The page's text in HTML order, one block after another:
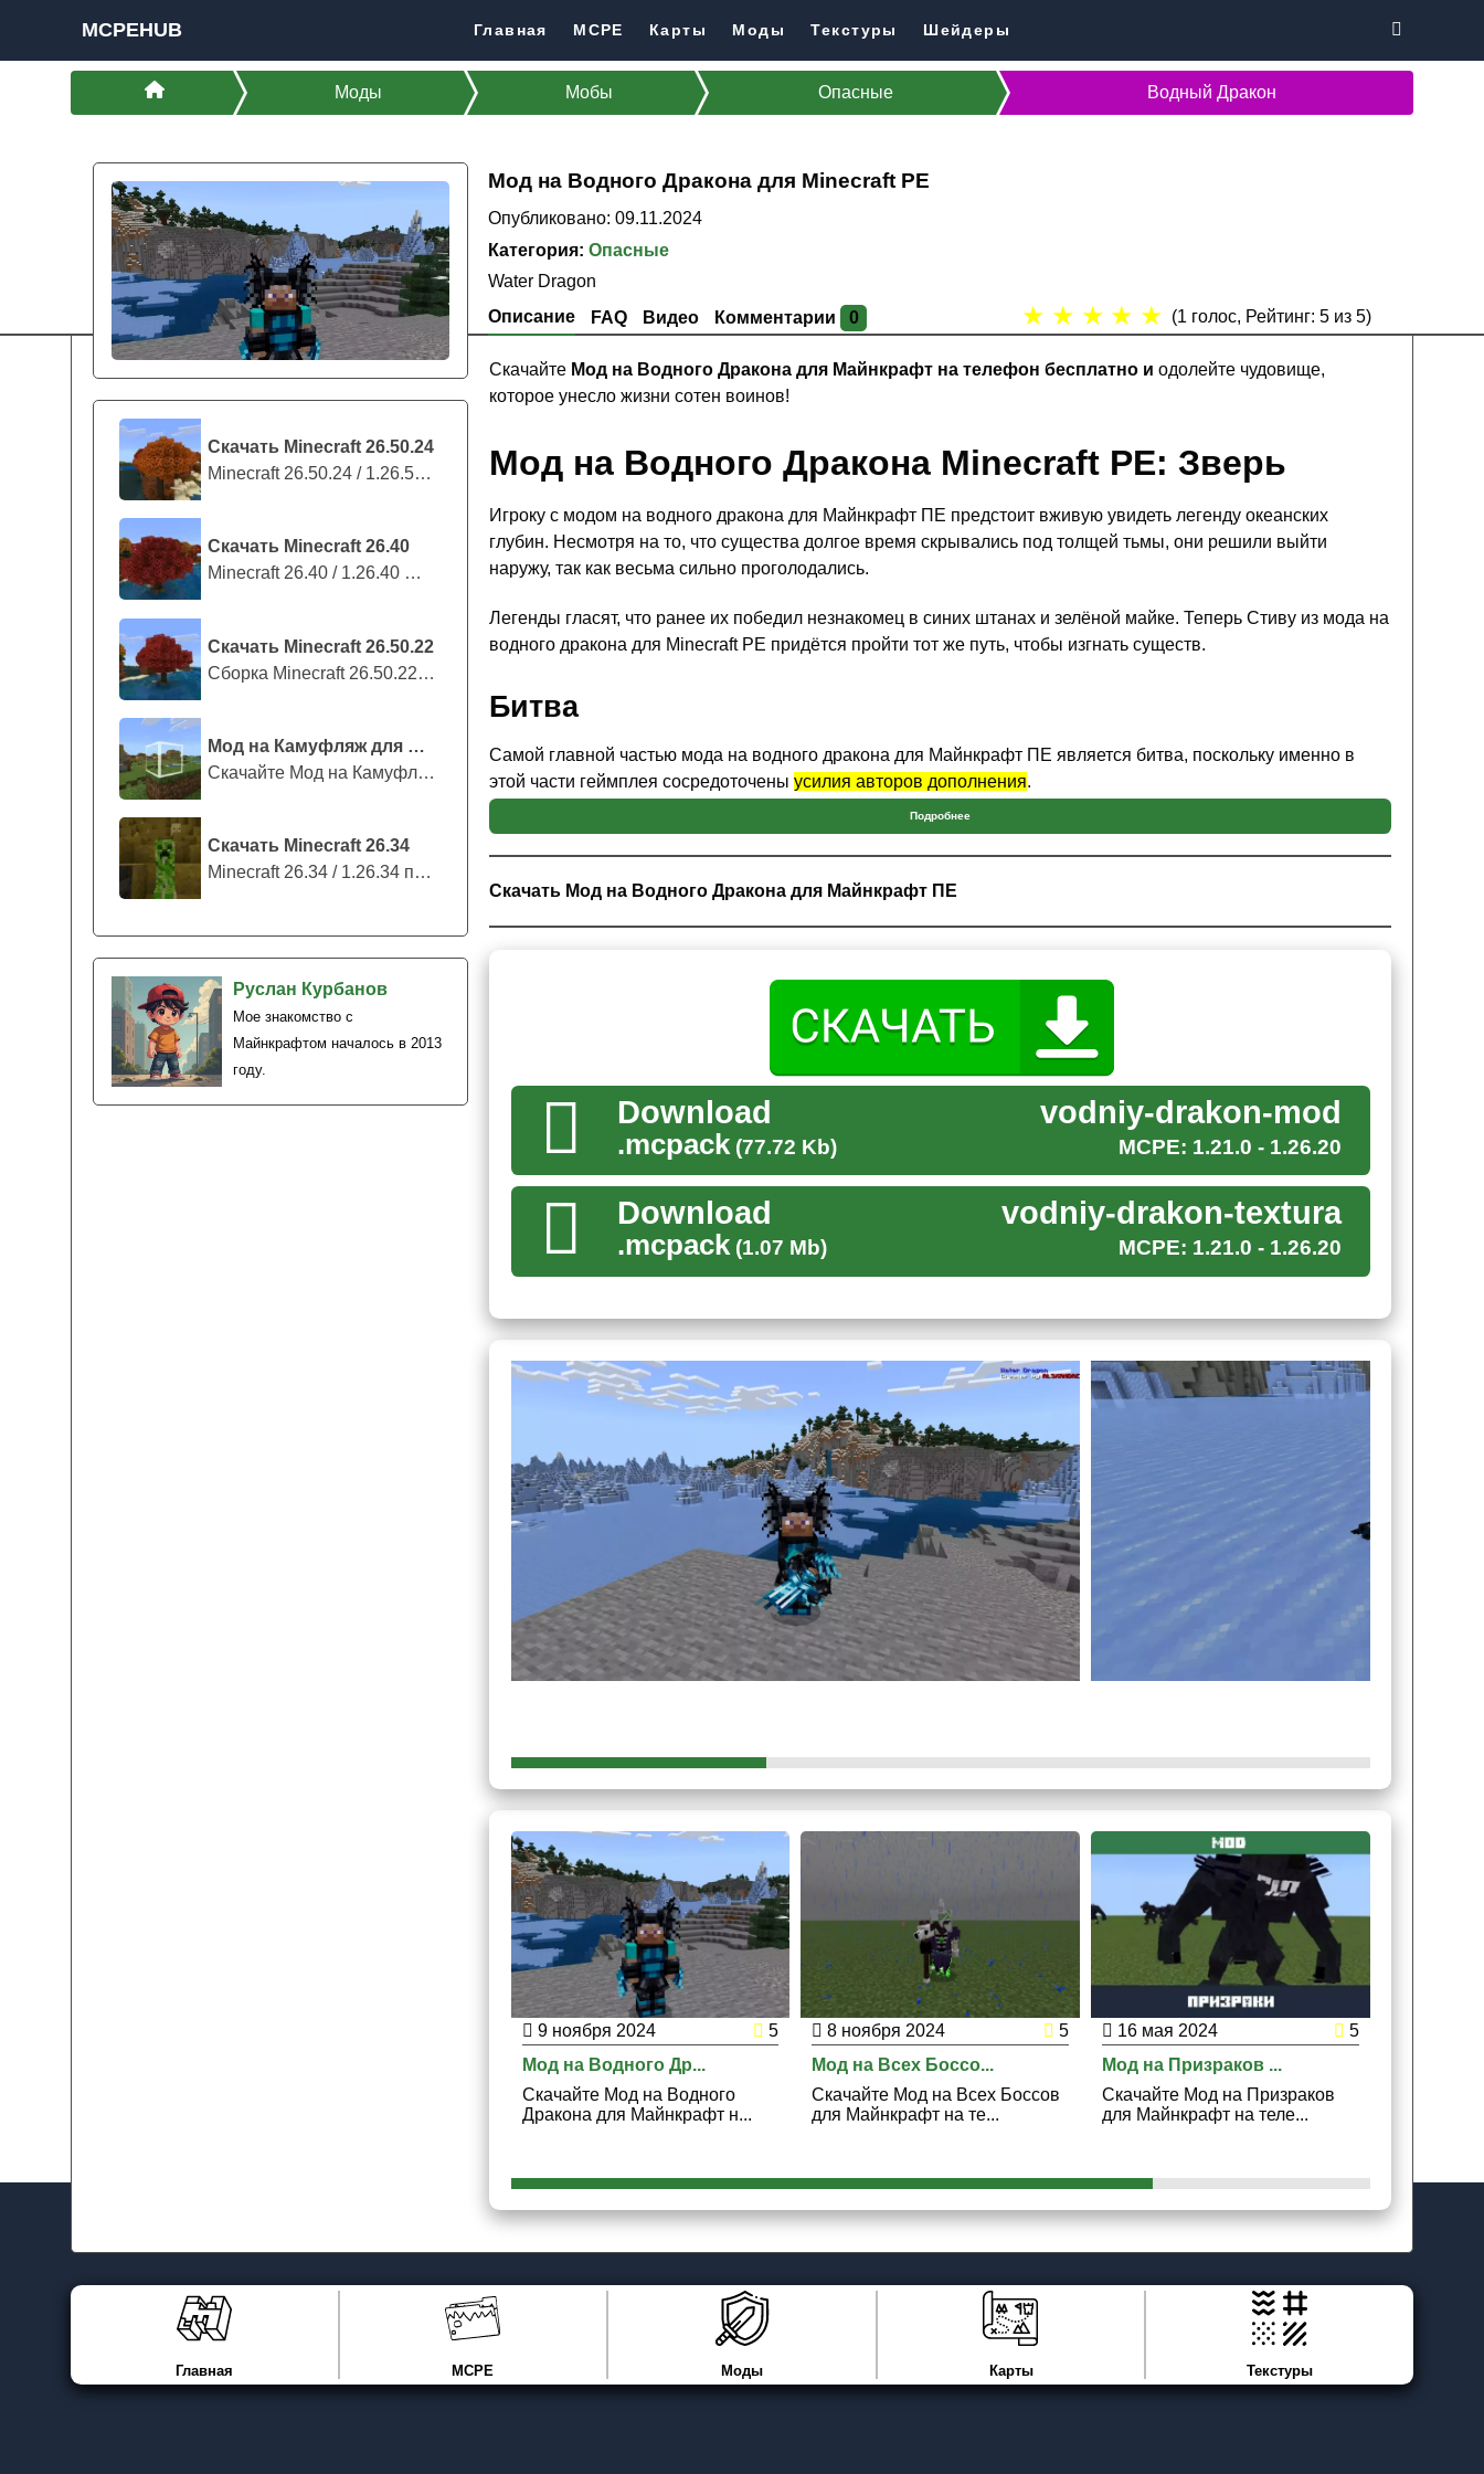
MCPEHUB Главная MCPE Карты Моды Текстуры Шейдеры
Моды Мобы Опасные Водный Дракон
Мод на Водного Дракона для Minecraft PE
Опубликовано: 09.11.2024
Категория:Опасные
Water Dragon
Описание
FAQ Видео Комментарии 0 ★ ★ ★ ★ ★ (1 голос, Рейтинг: 5из 5)
Скачать Minecraft 26.50.24
Minecraft 26.50.24 / 1.26.50.24 предс...
Скачать Minecraft 26.40
Minecraft 26.40 / 1.26.40 — стабильны...
Скачать Minecraft 26.50.22
Сборка Minecraft 26.50.22 / 1.26.50.2...
Мод на Камуфляж для Майнкрафт ПЕ
Скачайте Мод на Камуфляж на Майнкрафт...
Скачать Minecraft 26.34
Minecraft 26.34 / 1.26.34 представляе...
Руслан Курбанов
Мое знакомство с
Майнкрафтом началось в 2013
году.
Скачайте Мод на Водного Дракона для Майнкрафт на телефон бесплатно иодолейте чудовище,
которое унесло жизни сотен воинов!
Мод на Водного Дракона Minecraft PE: Зверь
Игроку с модом на водного дракона для Майнкрафт ПЕ предстоит вживую увидеть легенду океанских
глубин. Несмотря на то, что существа долгое время скрывались под толщей тьмы, они решили выйти
наружу, так как весьма сильно проголодались.
Легенды гласят, что ранее их победил незнакомец в синих штанах и зелёной майке. Теперь Стиву из мода на
водного дракона для Minecraft PE придётся пройти тот же путь, чтобы изгнать существ.
Битва
Самой главной частью мода на водного дракона для Майнкрафт ПЕ является битва, поскольку именно в
этой части геймплея сосредоточеныусилия авторов дополнения.
Пользователю придётся подстраиваться под паттерн поведений моба, так как их несколько. Также
преимуществом существа является водная стихия, в которой главный герой с модом на водного дракона
для Minecraft PE будет чувствовать себя некомфортно.
Не менее важной частью мода на водного дракона для Майнкрафт ПЕ является броня, поскольку
она способна дать игроку такие же возможности, как и у существа из дополнения.
Таким образом пользователь сможет постоянно находиться в воде, не боясь в определённый момент
времени лишиться здоровья из-за кислорода. Также повысится и его скорость перемещения, которая даст
ему возможность быстро плавать.
Оружие
Игроку с модом на водного дракона для Minecraft PE не стоит
получает после гибели существа шкуры, кости и глаза.
С их помощью главный герой может изготовить меч, который наносит мощный рубящий удар и лук, с
использованием которого пользователь получает преимущество во время стрельбы под водой, либо из неё.
Тем самым утопленники не смогут застать Стива врасплох.
Меч наносит высокий урон.
Подробнее
Скачать Мод на Водного Дракона для Майнкрафт ПЕ
Download
.mcpack(77.72 Kb)
vodniy-drakon-mod
MCPE: 1.21.0 - 1.26.20
Download
.mcpack(1.07 Mb)
vodniy-drakon-textura
MCPE: 1.21.0 - 1.26.20
9 ноября 2024
5
Мод на Водного Др...
Скачайте Мод на Водного
Дракона для Майнкрафт н...
8 ноября 2024
5
Мод на Всех Боссо...
Скачайте Мод на Всех Боссов
для Майнкрафт на те...
16 мая 2024
5
Мод на Призраков ...
Скачайте Мод на Призраков
для Майнкрафт на теле...
Главная MCPE Моды Карты Текстуры